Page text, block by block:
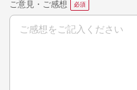
ご意見・ご感想